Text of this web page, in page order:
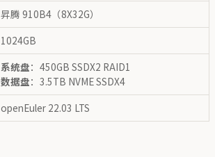
昇腾 910B4（8X32G）
1024GB
系统盘：450GB SSDX2 RAID1
数据盘：3.5TB NVME SSDX4
openEuler 22.03 LTS